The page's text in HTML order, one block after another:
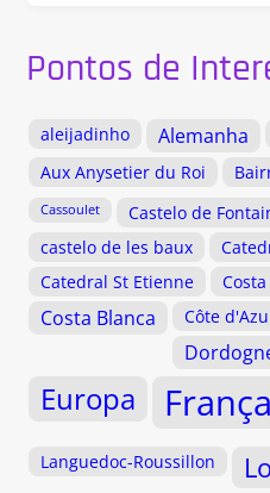
Pontos de
aleijadinho Alemanha
Aux Anysetier du Roi
Cassoulet
Castelo de
castelo de les baux
Catedral St Etienne
Costa Blanca Côte
Europa França
Languedoc-Roussillon